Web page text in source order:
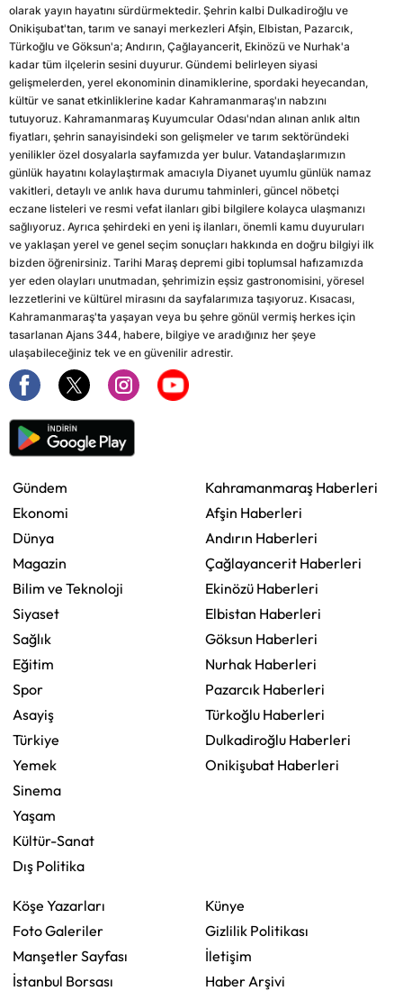
olarak yayın hayatını sürdürmektedir. Şehrin kalbi Dulkadiroğlu ve
Onikişubat'tan, tarım ve sanayi merkezleri Afşin, Elbistan, Pazarcık,
Türkoğlu ve Göksun'a; Andırın, Çağlayancerit, Ekinözü ve Nurhak'a
kadar tüm ilçelerin sesini duyurur. Gündemi belirleyen siyasi
gelişmelerden, yerel ekonominin dinamiklerine, spordaki heyecandan,
kültür ve sanat etkinliklerine kadar Kahramanmaraş'ın nabzını
tutuyoruz. Kahramanmaraş Kuyumcular Odası'ndan alınan anlık altın
fiyatları, şehrin sanayisindeki son gelişmeler ve tarım sektöründeki
yenilikler özel dosyalarla sayfamızda yer bulur. Vatandaşlarımızın
günlük hayatını kolaylaştırmak amacıyla Diyanet uyumlu günlük namaz
vakitleri, detaylı ve anlık hava durumu tahminleri, güncel nöbetçi
eczane listeleri ve resmi vefat ilanları gibi bilgilere kolayca ulaşmanızı
sağlıyoruz. Ayrıca şehirdeki en yeni iş ilanları, önemli kamu duyuruları
ve yaklaşan yerel ve genel seçim sonuçları hakkında en doğru bilgiyi ilk
bizden öğrenirsiniz. Tarihi Maraş depremi gibi toplumsal hafızamızda
yer eden olayları unutmadan, şehrimizin eşsiz gastronomisini, yöresel
lezzetlerini ve kültürel mirasını da sayfalarımıza taşıyoruz. Kısacası,
Kahramanmaraş'ta yaşayan veya bu şehre gönül vermiş herkes için
tasarlanan Ajans 344, habere, bilgiye ve aradığınız her şeye
ulaşabileceğiniz tek ve en güvenilir adrestir.
Gündem
Ekonomi
Dünya
Magazin
Bilim ve Teknoloji
Siyaset
Sağlık
Eğitim
Spor
Asayiş
Türkiye
Yemek
Sinema
Yaşam
Kültür-Sanat
Dış Politika
Kahramanmaraş Haberleri
Afşin Haberleri
Andırın Haberleri
Çağlayancerit Haberleri
Ekinözü Haberleri
Elbistan Haberleri
Göksun Haberleri
Nurhak Haberleri
Pazarcık Haberleri
Türkoğlu Haberleri
Dulkadiroğlu Haberleri
Onikişubat Haberleri
Köşe Yazarları
Foto Galeriler
Manşetler Sayfası
İstanbul Borsası
Künye
Gizlilik Politikası
İletişim
Haber Arşivi